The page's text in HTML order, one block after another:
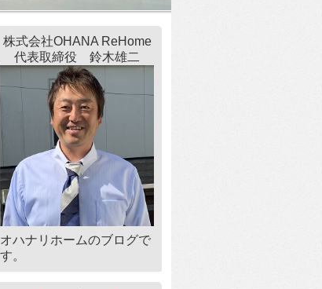
株式会社OHANA ReHome
代表取締役 鈴木雄二
オハナリホームのブログで
す。